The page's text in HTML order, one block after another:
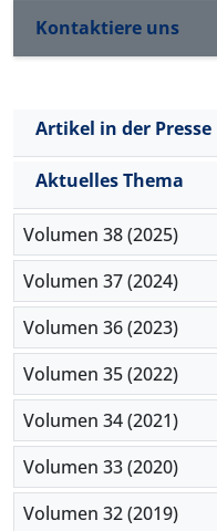
Kontaktiere uns
Artikel in der Presse
Aktuelles Thema
Volumen 38 (2025)
Volumen 37 (2024)
Volumen 36 (2023)
Volumen 35 (2022)
Volumen 34 (2021)
Volumen 33 (2020)
Volumen 32 (2019)